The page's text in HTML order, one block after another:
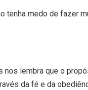
tenha medo de fazer
nos lembra que o
da fé e da